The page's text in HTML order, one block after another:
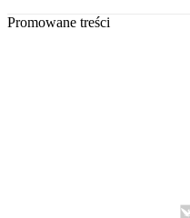
Promowane treści